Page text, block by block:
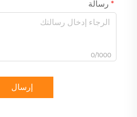
رسالة
0/1000
إرسال